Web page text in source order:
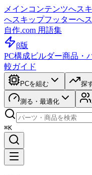
メインコンテンツへス
へスキップフッターへ
自作.com 用語集
β版
PC構成ビルダー商品・
較ガイド
PCを組む 探
測る・最適化
⌘K